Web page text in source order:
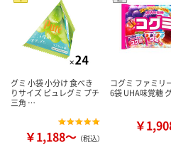
グミ 小袋 小分け 食べき
りサイズ ピュレグミ プチ
三角 …
￥1,188～ （税込）
コグミ ファミリ
6袋 UHA味覚糖
￥